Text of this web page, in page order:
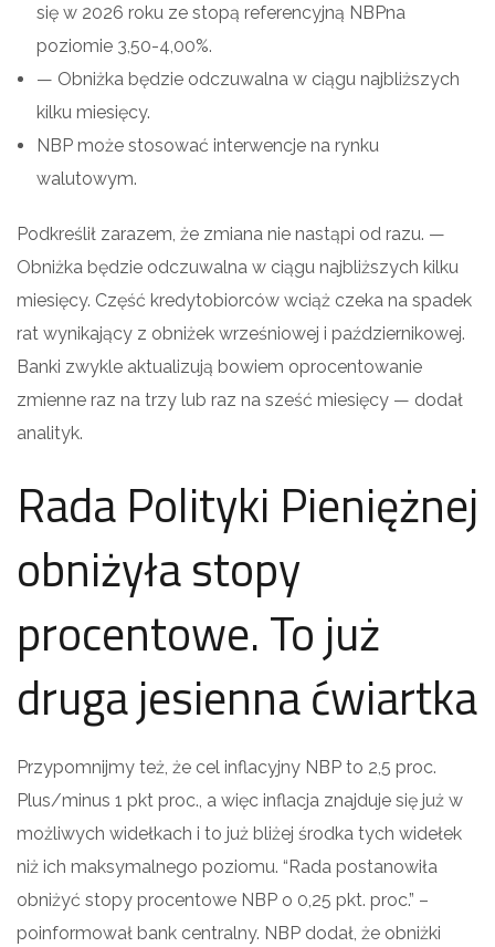
się w 2026 roku ze stopą referencyjną NBPna
poziomie 3,50-4,00%.
— Obniżka będzie odczuwalna w ciągu najbliższych
kilku miesięcy.
NBP może stosować interwencje na rynku
walutowym.
Podkreślił zarazem, że zmiana nie nastąpi od razu. —
Obniżka będzie odczuwalna w ciągu najbliższych kilku
miesięcy. Część kredytobiorców wciąż czeka na spadek
rat wynikający z obniżek wrześniowej i październikowej.
Banki zwykle aktualizują bowiem oprocentowanie
zmienne raz na trzy lub raz na sześć miesięcy — dodał
analityk.
Rada Polityki Pieniężnej
obniżyła stopy
procentowe. To już
druga jesienna ćwiartka
Przypomnijmy też, że cel inflacyjny NBP to 2,5 proc.
Plus/minus 1 pkt proc., a więc inflacja znajduje się już w
możliwych widełkach i to już bliżej środka tych widełek
niż ich maksymalnego poziomu. “Rada postanowiła
obniżyć stopy procentowe NBP o 0,25 pkt. proc.” –
poinformował bank centralny. NBP dodał, że obniżki